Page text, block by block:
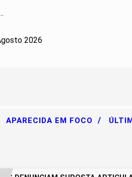
2026
APARECIDA EM FOCO /